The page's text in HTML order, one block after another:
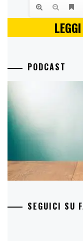
PODCAST
SEGUICI SU